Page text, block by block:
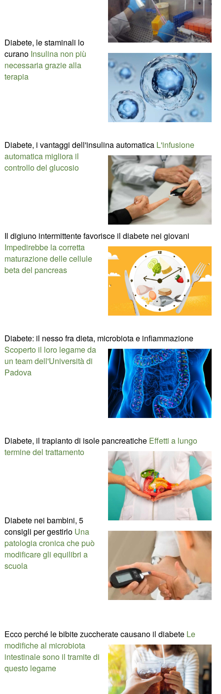
Diabete, le staminali lo
curano Insulina non più
necessaria grazie alla
terapia
Diabete, i vantaggi dell'insulina automatica L'infusione
automatica migliora il
controllo del glucosio
Il digiuno intermittente favorisce il diabete nei giovani
Impedirebbe la corretta
maturazione delle cellule
beta del pancreas
Diabete: il nesso fra dieta, microbiota e infiammazione
Scoperto il loro legame da
un team dell'Università di
Padova
Diabete, il trapianto di isole pancreatiche Effetti a lungo
termine del trattamento
Diabete nei bambini, 5
consigli per gestirlo Una
patologia cronica che può
modificare gli equilibri a
scuola
Ecco perché le bibite zuccherate causano il diabete Le
modifiche al microbiota
intestinale sono il tramite di
questo legame